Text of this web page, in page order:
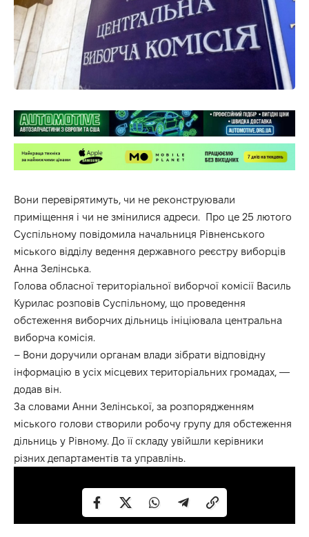
Вони перевірятимуть, чи не реконструювали
приміщення і чи не змінилися адреси. Про це 25 лютого
Суспільному повідомила начальниця Рівненського
міського відділу ведення державного реєстру виборців
Анна Зелінська.
Голова обласної територіальної виборчої комісії Василь
Курилас розповів Суспільному, що проведення
обстеження виборчих дільниць ініціювала центральна
виборча комісія.
– Вони доручили органам влади зібрати відповідну
інформацію в усіх місцевих територіальних громадах, —
додав він.
За словами Анни Зелінської, за розпорядженням
міського голови створили робочу групу для обстеження
дільниць у Рівному. До її складу увійшли керівники
різних департаментів та управлінь.